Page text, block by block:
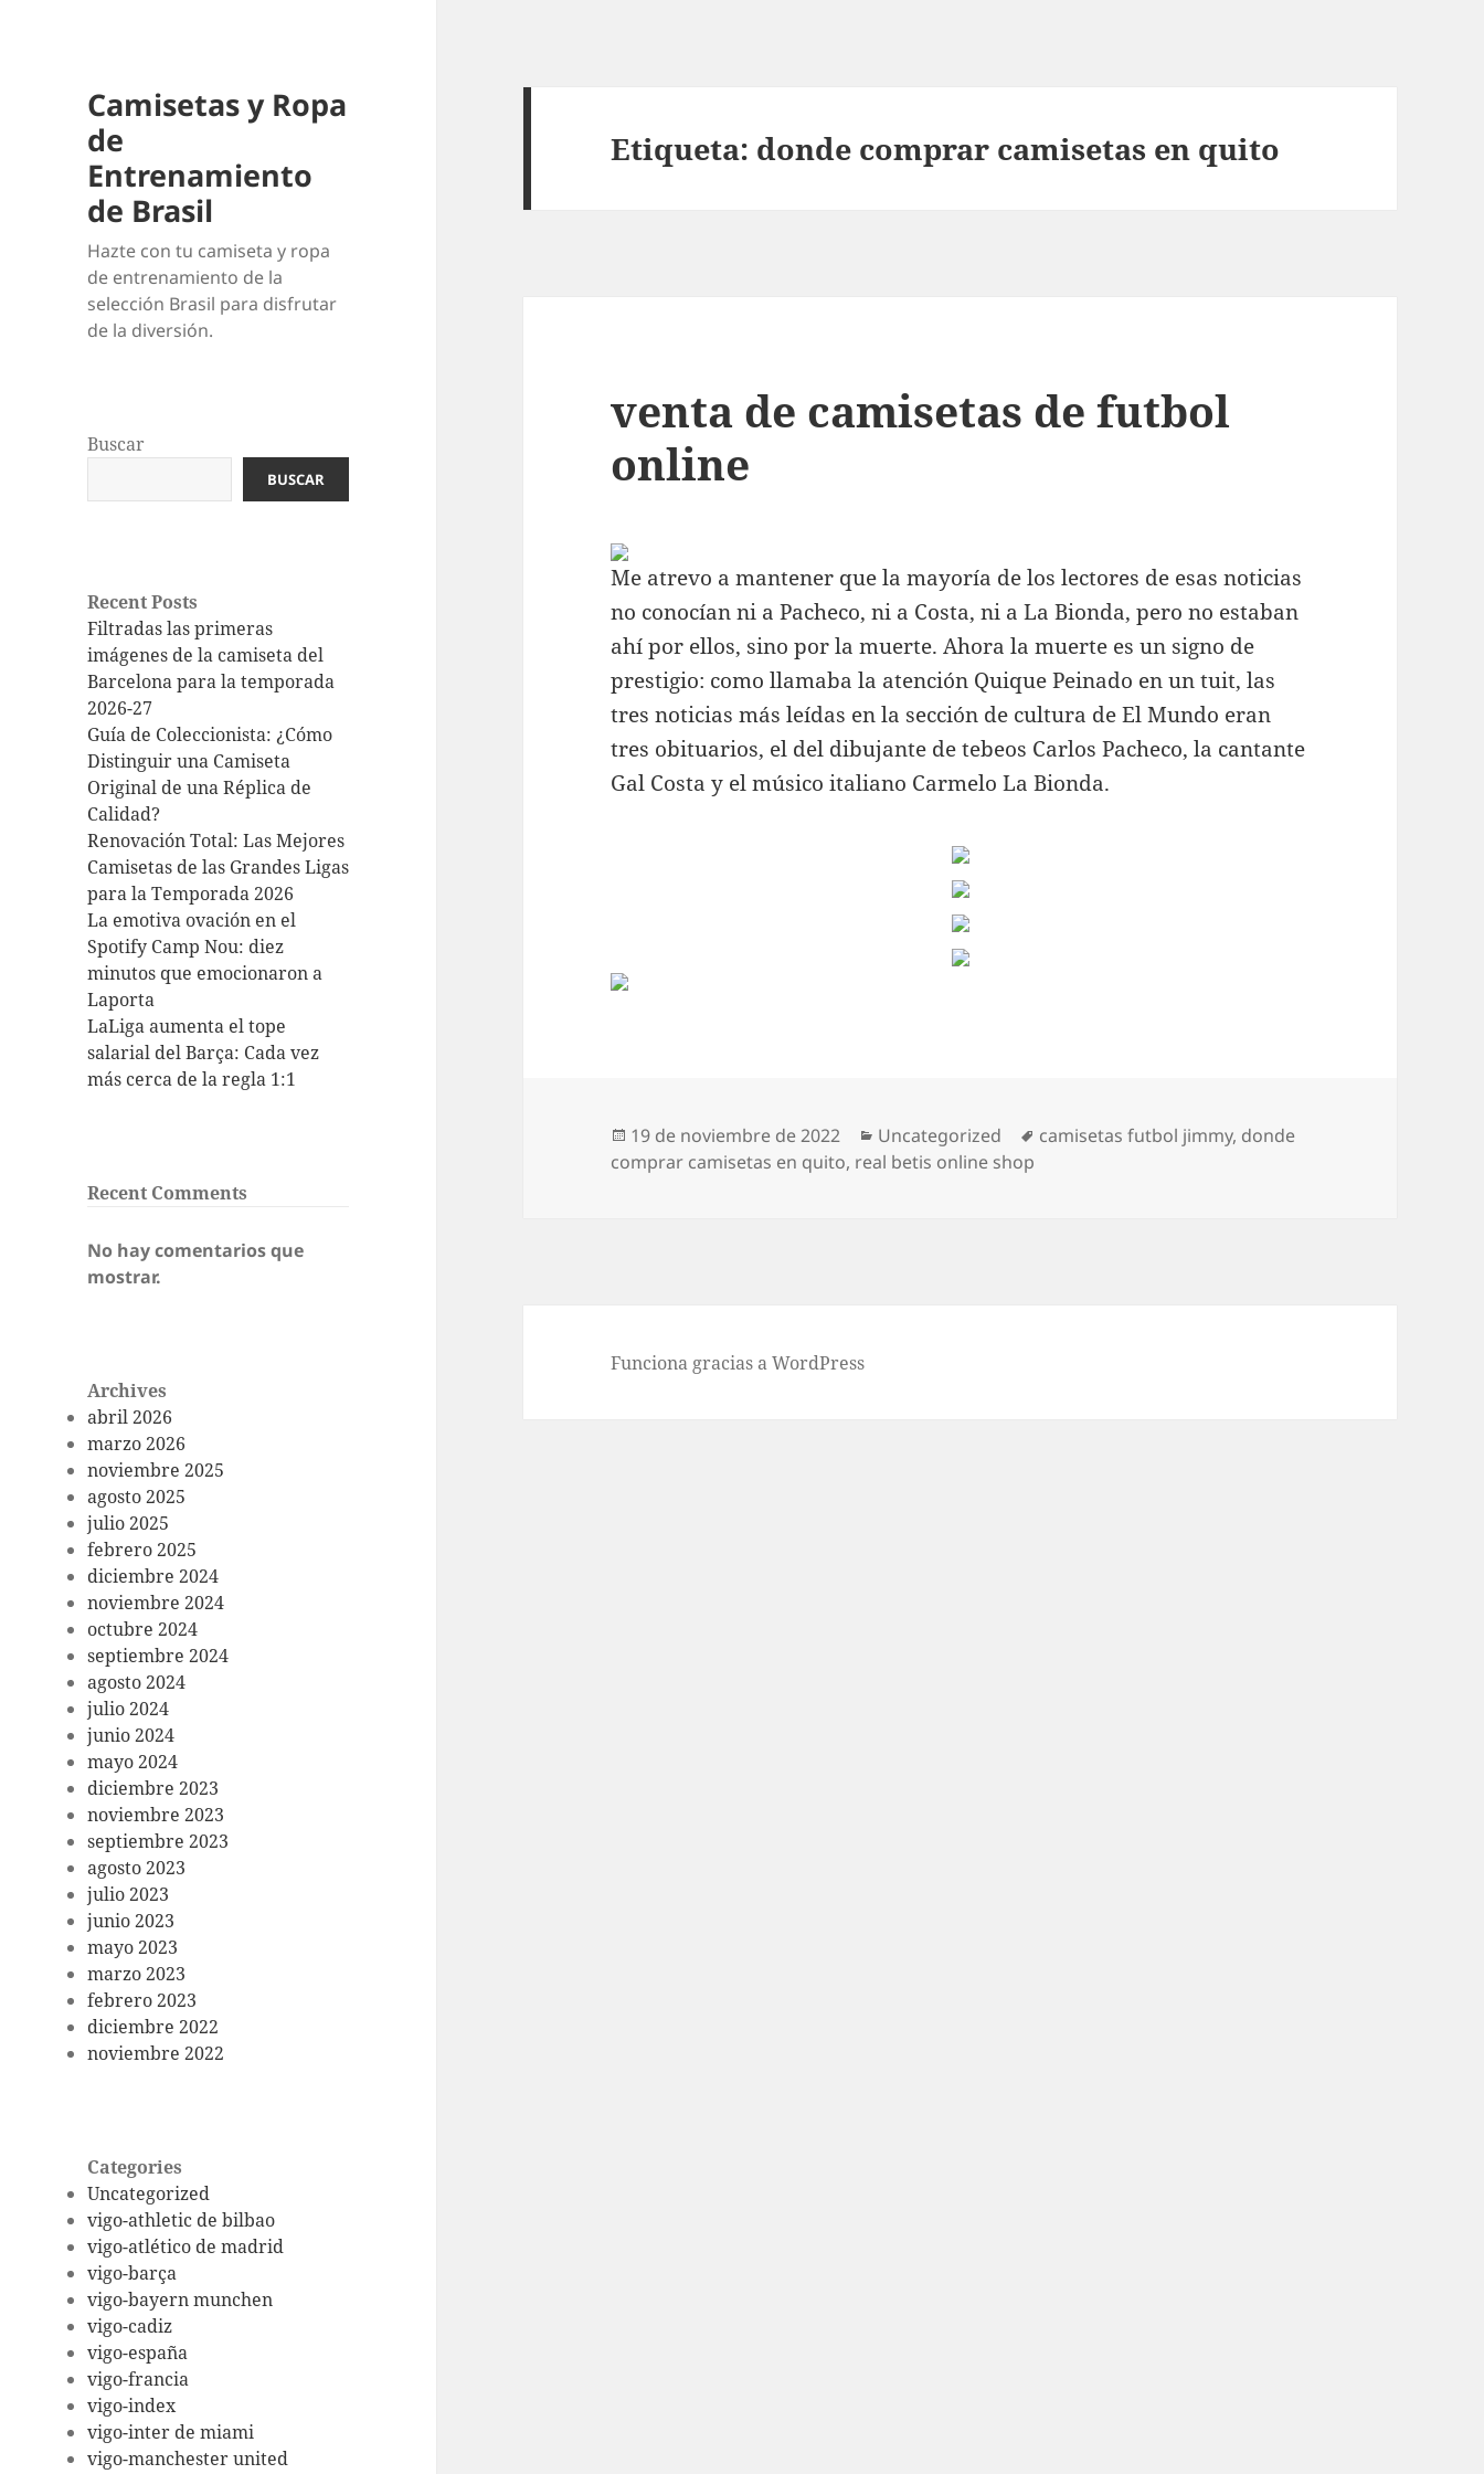
Camisetas y Ropa
de
Entrenamiento
de Brasil
Hazte con tu camiseta y ropa
de entrenamiento de la
selección Brasil para disfrutar
de la diversión.
Buscar
BUSCAR
Recent Posts
Filtradas las primeras
imágenes de la camiseta del
Barcelona para la temporada
2026-27
Guía de Coleccionista: ¿Cómo
Distinguir una Camiseta
Original de una Réplica de
Calidad?
Renovación Total: Las Mejores
Camisetas de las Grandes Ligas
para la Temporada 2026
La emotiva ovación en el
Spotify Camp Nou: diez
minutos que emocionaron a
Laporta
LaLiga aumenta el tope
salarial del Barça: Cada vez
más cerca de la regla 1:1
Recent Comments
No hay comentarios que
mostrar.
Archives
abril 2026
marzo 2026
noviembre 2025
agosto 2025
julio 2025
febrero 2025
diciembre 2024
noviembre 2024
octubre 2024
septiembre 2024
agosto 2024
julio 2024
junio 2024
mayo 2024
diciembre 2023
noviembre 2023
septiembre 2023
agosto 2023
julio 2023
junio 2023
mayo 2023
marzo 2023
febrero 2023
diciembre 2022
noviembre 2022
Categories
Uncategorized
vigo-athletic de bilbao
vigo-atlético de madrid
vigo-barça
vigo-bayern munchen
vigo-cadiz
vigo-españa
vigo-francia
vigo-index
vigo-inter de miami
vigo-manchester united
Etiqueta: donde comprar camisetas en quito
venta de camisetas de futbol
online
Me atrevo a mantener que la mayoría de los lectores de esas noticias
no conocían ni a Pacheco, ni a Costa, ni a La Bionda, pero no estaban
ahí por ellos, sino por la muerte. Ahora la muerte es un signo de
prestigio: como llamaba la atención Quique Peinado en un tuit, las
tres noticias más leídas en la sección de cultura de El Mundo eran
tres obituarios, el del dibujante de tebeos Carlos Pacheco, la cantante
Gal Costa y el músico italiano Carmelo La Bionda.
Publicado
el
19 de noviembre de 2022 Categorías
Uncategorized Etiquetas
camisetas futbol jimmy, donde
comprar camisetas en quito, real betis online shop
Funciona gracias a WordPress